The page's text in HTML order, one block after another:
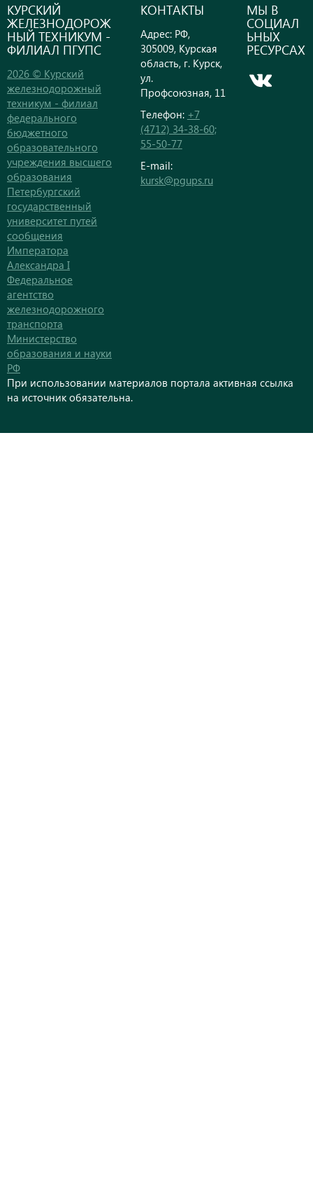
КУРСКИЙ
ЖЕЛЕЗНОДОРОЖ
НЫЙ ТЕХНИКУМ -
ФИЛИАЛ ПГУПС
2026 © Курский
железнодорожный
техникум - филиал
федерального
бюджетного
образовательного
учреждения высшего
образования
Петербургский
государственный
университет путей
сообщения
Императора
Александра I
Федеральное
агентство
железнодорожного
транспорта
Министерство
образования и науки
РФ
КОНТАКТЫ
Адрес: РФ,
305009, Курская
область, г. Курск,
ул.
Профсоюзная, 11
Телефон: +7
(4712) 34-38-60;
55-50-77
E-mail:
kursk@pgups.ru
МЫ В
СОЦИАЛ
ЬНЫХ
РЕСУРСАХ
При использовании материалов портала активная ссылка
на источник обязательна.